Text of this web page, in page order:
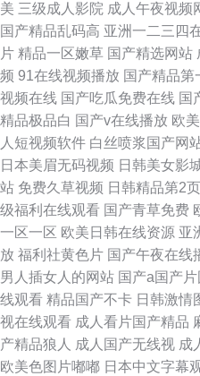
美 三级成人影院 成人午夜视频
国产精品乱码高 亚洲一二三四
片 精品一区嫩草 国产精选网站
频 91在线视频播放 国产精品第
视频在线 国产吃瓜免费在线 国
精品极品白 国产v在线播放 欧
人短视频软件 白丝喷浆国产网
日本美眉无码视频 日韩美女影
站 免费久草视频 日韩精品第2页
级福利在线观看 国产青草免费
一区一区 欧美日韩在线资源 亚
放 福利社黄色片 国产午夜在线
男人插女人的网站 国产a国产片
线观看 精品国产不卡 日韩激情
视在线观看 成人看片国产精品
产精品狼人 成人国产无线视 成
欧美色图片嘟嘟 日本中文字幕